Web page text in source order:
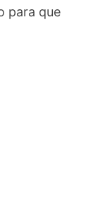
para que